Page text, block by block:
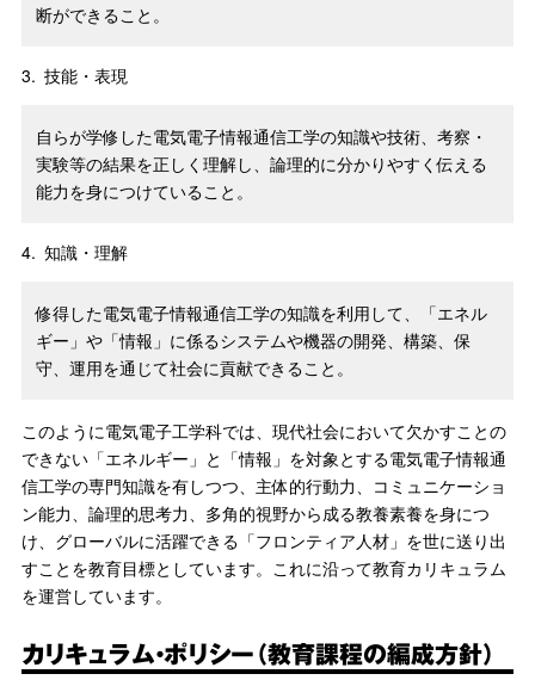
断ができること。
3. 技能・表現
自らが学修した電気電子情報通信工学の知識や技術、考察・
実験等の結果を正しく理解し、論理的に分かりやすく伝える
能力を身につけていること。
4. 知識・理解
修得した電気電子情報通信工学の知識を利用して、「エネル
ギー」や「情報」に係るシステムや機器の開発、構築、保
守、運用を通じて社会に貢献できること。
このように電気電子工学科では、現代社会において欠かすことの
できない「エネルギー」と「情報」を対象とする電気電子情報通
信工学の専門知識を有しつつ、主体的行動力、コミュニケーショ
ン能力、論理的思考力、多角的視野から成る教養素養を身につ
け、グローバルに活躍できる「フロンティア人材」を世に送り出
すことを教育目標としています。これに沿って教育カリキュラム
を運営しています。
カリキュラム・ポリシー（教育課程の編成方針）